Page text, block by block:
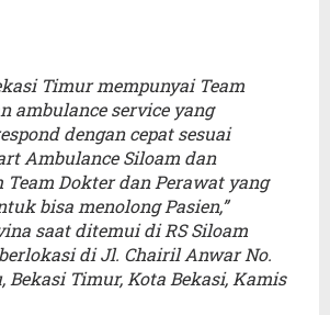
Timur mempunyai Team
ambulance service yang
dengan cepat sesuai
Ambulance Siloam dan
Dokter dan Perawat yang
bisa menolong Pasien,”
saat ditemui di RS Siloam
di Jl. Chairil Anwar No.
Bekasi Timur, Kota Bekasi, Kamis